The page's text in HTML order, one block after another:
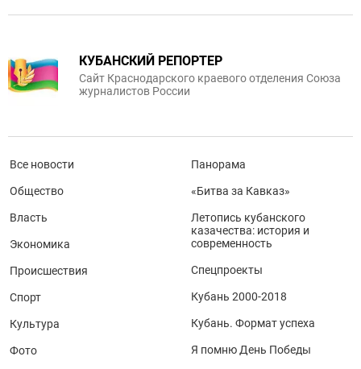
КУБАНСКИЙ РЕПОРТЕР
Сайт Краснодарского краевого отделения Союза
журналистов России
Все новости
Общество
Власть
Экономика
Происшествия
Спорт
Культура
Фото
Панорама
«Битва за Кавказ»
Летопись кубанского
казачества: история и
современность
Спецпроекты
Кубань 2000-2018
Кубань. Формат успеха
Я помню День Победы